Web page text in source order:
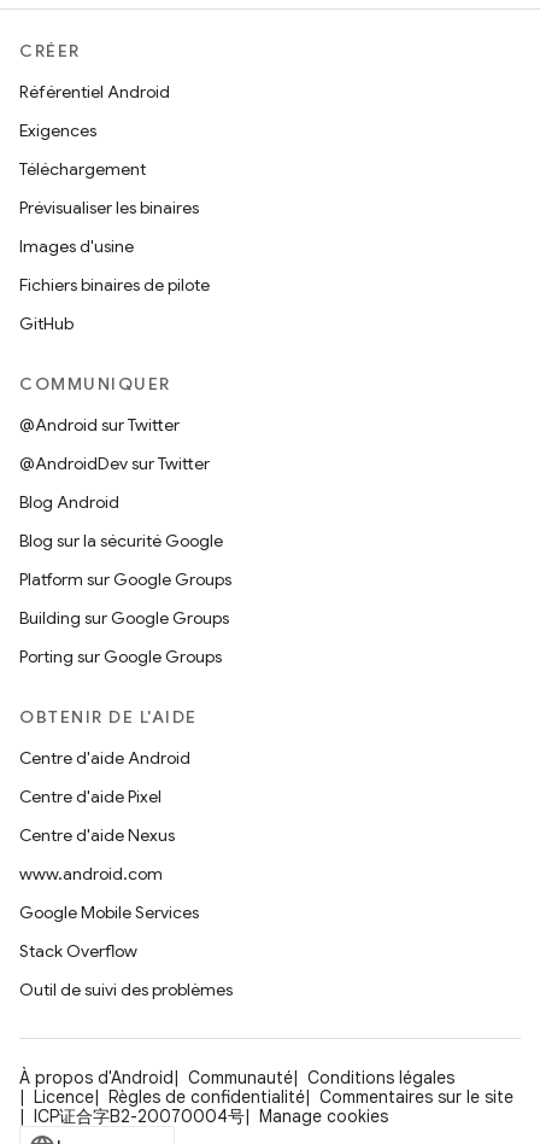
CRÉER
Référentiel Android
Exigences
Téléchargement
Prévisualiser les binaires
Images d'usine
Fichiers binaires de pilote
GitHub
COMMUNIQUER
@Android sur Twitter
@AndroidDev sur Twitter
Blog Android
Blog sur la sécurité Google
Platform sur Google Groups
Building sur Google Groups
Porting sur Google Groups
OBTENIR DE L'AIDE
Centre d'aide Android
Centre d'aide Pixel
Centre d'aide Nexus
www.android.com
Google Mobile Services
Stack Overflow
Outil de suivi des problèmes
À propos d'Android Communauté
Conditions légales
Licence
Règles de confidentialité
Commentaires sur le site
ICP证合字B2-20070004号
Manage cookies